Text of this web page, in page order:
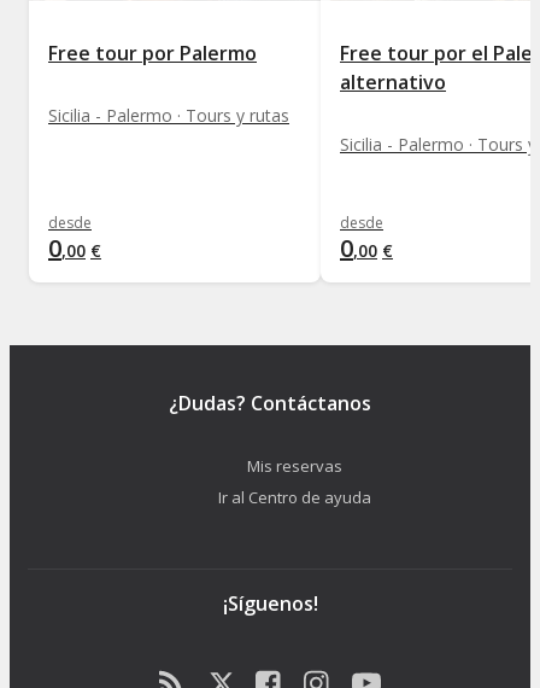
Free tour por Palermo
Sicilia - Palermo · Tours y rutas
desde
0,00 €
Free tour por el
alternativo
Sicilia - Palermo · Tours
desde
0,00 €
¿Dudas? Contáctanos
Mis reservas
Ir al Centro de ayuda
¡Síguenos!